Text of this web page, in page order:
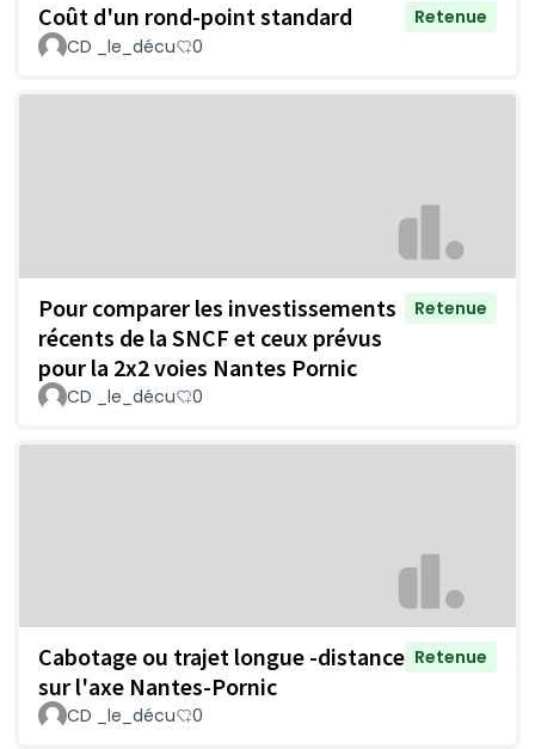
Coût d'un rond-point standard
Retenue
CD _le_décu
0
Pour comparer les investissements
récents de la SNCF et ceux prévus
pour la 2x2 voies Nantes Pornic
Retenue
CD _le_décu 0
Cabotage ou trajet longue -distance
sur l'axe Nantes-Pornic
Retenue
CD _le_décu 0